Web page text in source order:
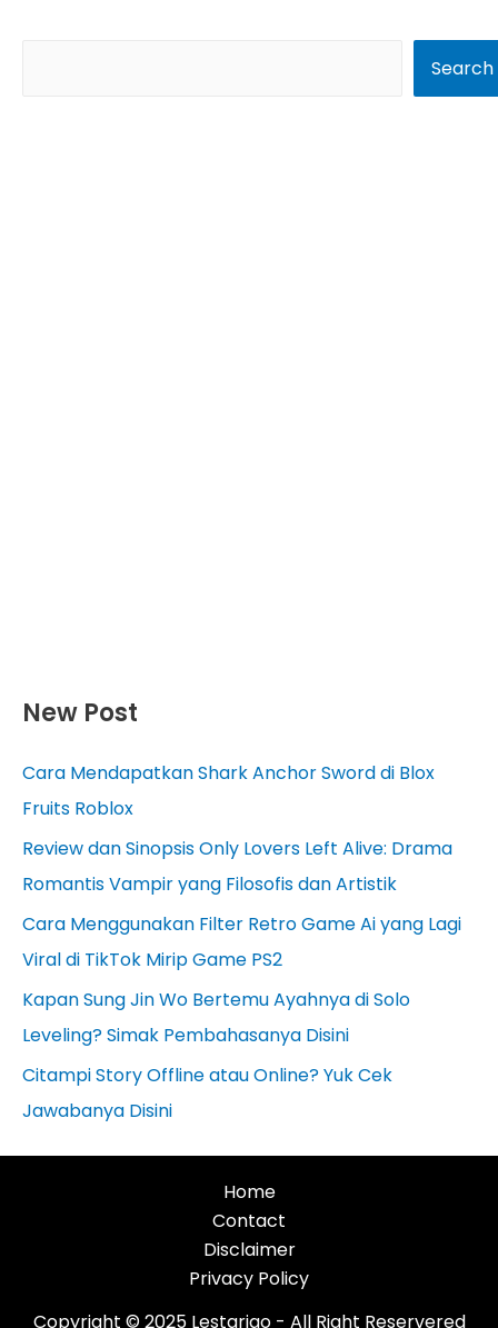
Search
New Post
Cara Mendapatkan Shark Anchor Sword di Blox
Fruits Roblox
Review dan Sinopsis Only Lovers Left Alive: Drama
Romantis Vampir yang Filosofis dan Artistik
Cara Menggunakan Filter Retro Game Ai yang Lagi
Viral di TikTok Mirip Game PS2
Kapan Sung Jin Wo Bertemu Ayahnya di Solo
Leveling? Simak Pembahasanya Disini
Citampi Story Offline atau Online? Yuk Cek
Jawabanya Disini
Home
Contact
Disclaimer
Privacy Policy
Copyright © 2025 Lestarigo - All Right Reservered